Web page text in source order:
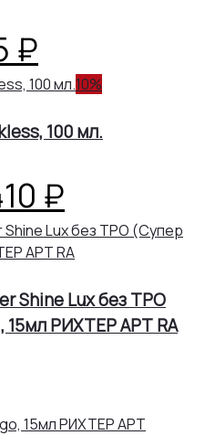
₽.
₽
цена:
945 ₽.
10%
100 мл.
₽.
₽
цена:
4,410 ₽.
Shine Lux без TPO
РИХТЕР АРТ RA